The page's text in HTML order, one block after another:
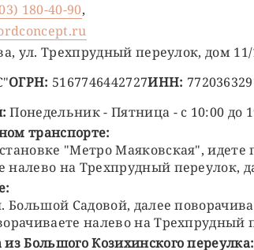
180-40-90,
ул. Трехпрудный переулок, дом 11/
ОГРН: 5167746442727ИНН:
Понедельник - Пятница - с 10:00 до
транспорте:
"Метро Маяковская",
налево на Трехпрудный переулок,
Большой Садовой, далее
налево на Трехпрудный
из Большого Козихинского переулка: